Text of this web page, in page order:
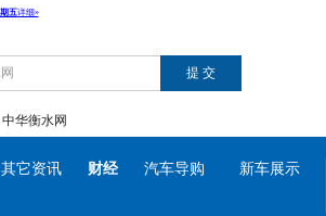
中华衡水网
其它资讯 财经 汽车导购 新车展示